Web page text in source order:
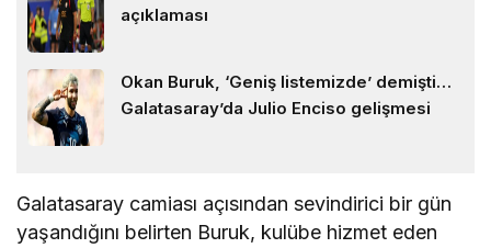
açıklaması
Okan Buruk, ‘Geniş listemizde’ demişti…
Galatasaray’da Julio Enciso gelişmesi
Galatasaray camiası açısından sevindirici bir gün
yaşandığını belirten Buruk, kulübe hizmet eden